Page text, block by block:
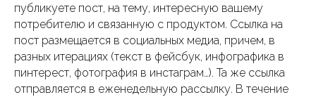
публикуете пост, на тему, интересную вашему
потребителю и связанную с продуктом. Ссылка на
пост размещается в социальных медиа, причем, в
разных итерациях (текст в фейсбук, инфографика в
пинтерест, фотография в инстаграм…). Та же ссылка
отправляется в еженедельную рассылку. В течение